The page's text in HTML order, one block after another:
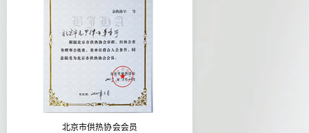
北京市供热协会会员